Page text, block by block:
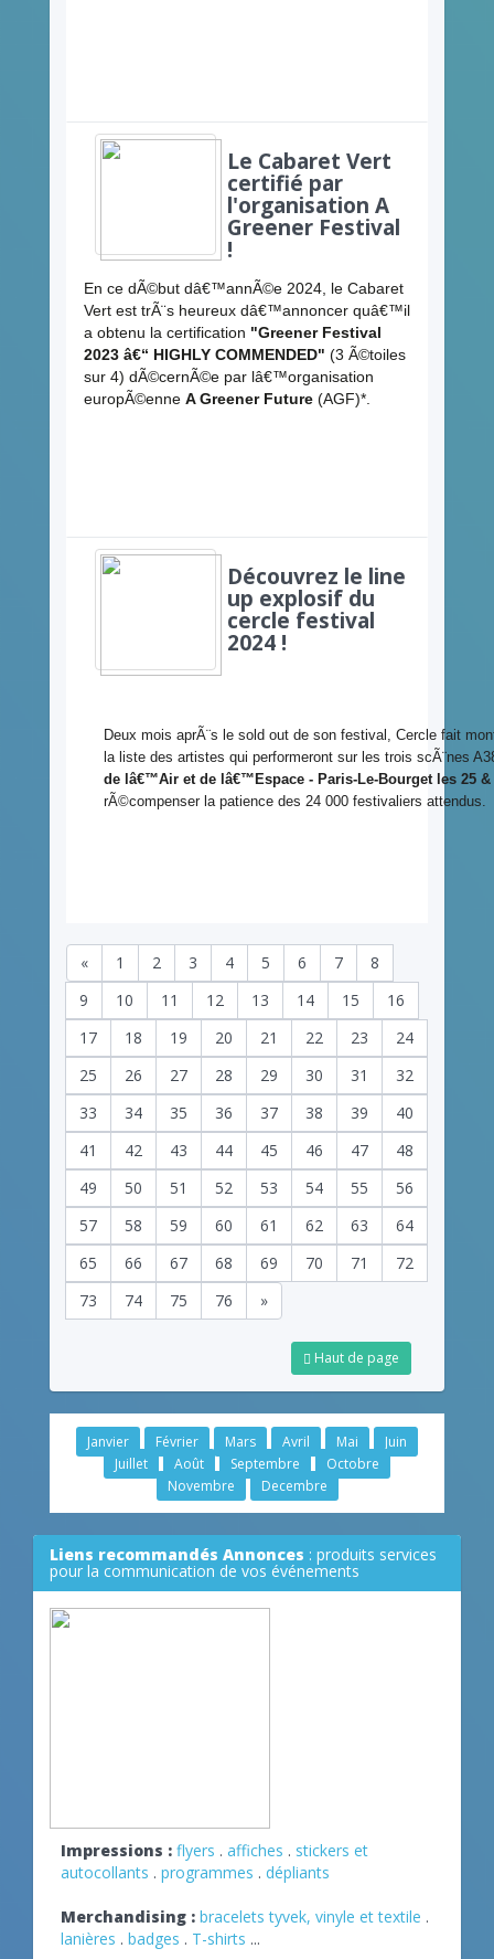
Le Cabaret Vert
certifié par
l'organisation A
Greener Festival
!
En ce dÃ©but dâ€™annÃ©e 2024, le Cabaret
Vert est trÃ¨s heureux dâ€™annoncer quâ€™il
a obtenu la certification "Greener Festival
2023 â€“ HIGHLY COMMENDED" (3 Ã©toiles
sur 4) dÃ©cernÃ©e par lâ€™organisation
europÃ©enne A Greener Future (AGF)*.
Découvrez le line
up explosif du
cercle festival
2024 !
Deux mois aprÃ¨s le sold out de son festival, Cercle fait
la liste des artistes qui performeront sur les trois scÃ¨nes
de lâ€™Air et de lâ€™Espace - Paris-Le-Bourget les 25 &
rÃ©compenser la patience des 24 000 festivaliers attendus.
« 1 2 3 4 5 6 7
8
9
10 11 12 13 14 15
16
17
18 19 20 21 22 23
24
25
26 27 28 29 30 31
32
33
34 35 36 37 38 39
40
41
42 43 44 45 46 47
48
49
50 51 52 53 54 55
56
57
58 59 60 61 62 63
64
65
66 67 68 69 70 71
72
73
74 75 76 »
Haut de page
Janvier Février Mars Avril Mai
Juin
Juillet
Août Septembre
Octobre
Novembre
Decembre
Liens recommandés Annonces : produits services
pour la communication de vos événements
Impressions : flyers . affiches . stickers et
autocollants . programmes . dépliants
Merchandising : bracelets tyvek, vinyle et textile .
lanières . badges . T-shirts ...